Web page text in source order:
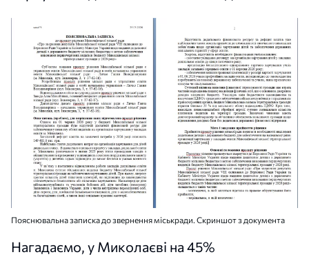
Пояснювальна записка до звернення міськради. Скриншот з документа
Нагадаємо, у Миколаєві на 45%